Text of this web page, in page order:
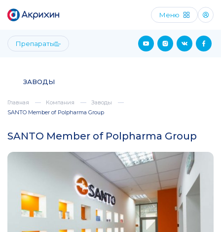
Меню
Препараты
ЗАВОДЫ
Главная Компания
Заводы
SANTO Member of Polpharma Group
SANTO Member of Polpharma Group